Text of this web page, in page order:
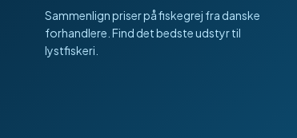
Sammenlign priser på fiskegrej fra danske
forhandlere. Find det bedste udstyr til
lystfiskeri.